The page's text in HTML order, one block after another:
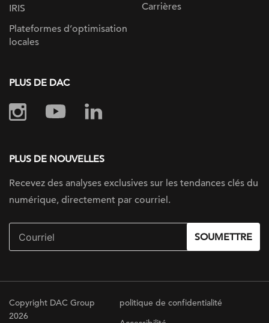
IRIS
Plateformes d’optimisation
locales
Carrières
PLUS DE DAC
PLUS DE NOUVELLES
Recevez des analyses exclusives sur les tendances clés du
numérique, directement par courriel.
SOUMETTRE
Copyright DAC Group
2026
politique de confidentialité